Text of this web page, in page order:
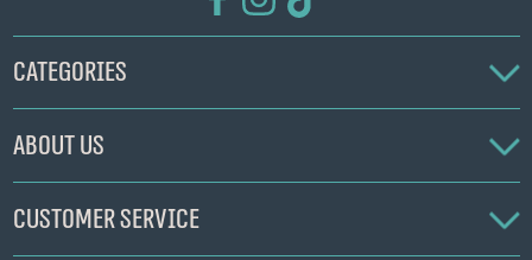
Categories
About us
Customer service